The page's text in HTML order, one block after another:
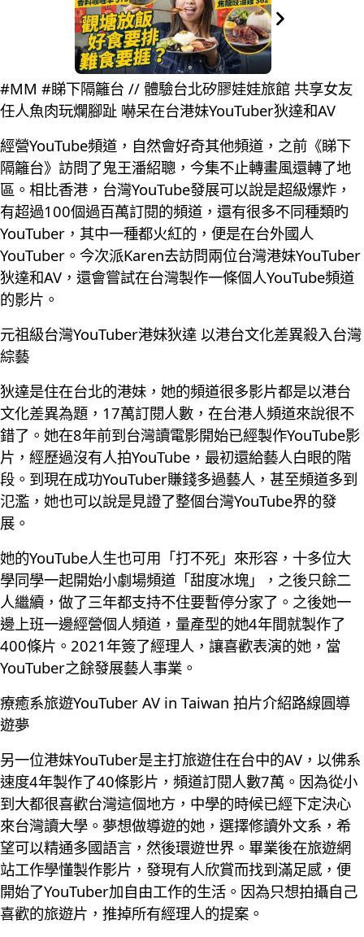
#MM #睇下隔籬台 // 體驗台北矽膠娃娃旅館 共享女友
任人魚肉玩爛腳趾 嚇呆在台港妹YouTuber狄達和AV
經營YouTube頻道，自然會好奇其他頻道，之前《睇下
隔籬台》訪問了鬼王潘紹聰，今集不止轉畫風還轉了地
區。相比香港，台灣YouTube發展可以說是超級爆炸，
有超過100個過百萬訂閱的頻道，還有很多不同種類旳
YouTuber，其中一種都火紅的，便是在台外國人
YouTuber。今次派Karen去訪問兩位台灣港妹YouTuber
狄達和AV，還會嘗試在台灣製作一條個人YouTube頻道
的影片。
元祖級台灣YouTuber港妹狄達 以港台文化差異殺入台灣
綜藝
狄達是住在台北的港妹，她的頻道很多影片都是以港台
文化差異為題，17萬訂閱人數，在台港人頻道來說很不
錯了。她在8年前到台灣讀電影開始已經製作YouTube影
片，經歷過沒有人拍YouTube，最初還給藝人白眼的階
段。到現在成功YouTuber賺錢多過藝人，甚至頻道多到
氾濫，她也可以說是見證了整個台灣YouTube界的發
展。
她的YouTube人生也可用「打不死」來形容，十多位大
學同學一起開始小劇場頻道「甜度冰塊」，之後只餘二
人繼續，做了三年都支持不住要暫停分家了。之後她一
邊上班一邊經營個人頻道，量產型的她4年間就製作了
400條片。2021年簽了經理人，讓喜歡表演的她，當
YouTuber之餘發展藝人事業。
療癒系旅遊YouTuber AV in Taiwan 拍片介紹路線圓導
遊夢
另一位港妹YouTuber是主打旅遊住在台中的AV，以佛系
速度4年製作了40條影片，頻道訂閱人數7萬。因為從小
到大都很喜歡台灣這個地方，中學的時候已經下定決心
來台灣讀大學。夢想做導遊的她，選擇修讀外文系，希
望可以精通多國語言，然後環遊世界。畢業後在旅遊網
站工作學懂製作影片，發現有人欣賞而找到滿足感，便
開始了YouTuber加自由工作的生活。因為只想拍攝自己
喜歡的旅遊片，推掉所有經理人的提案。